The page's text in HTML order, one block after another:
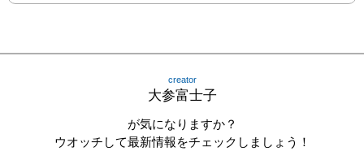
creator
大参富士子
が気になりますか？
ウオッチして最新情報をチェックしましょう！